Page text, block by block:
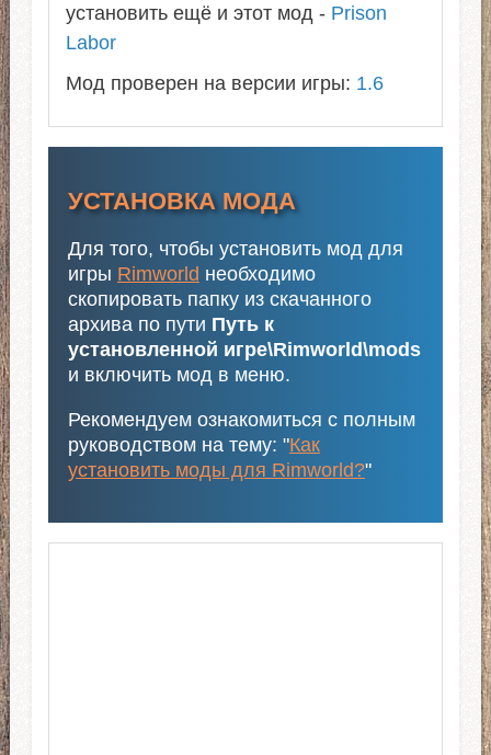
установить ещё и этот мод - Prison
Labor
Мод проверен на версии игры: 1.6
УСТАНОВКА МОДА
Для того, чтобы установить мод для
игры Rimworld необходимо
скопировать папку из скачанного
архива по пути Путь к
установленной игре\Rimworld\mods
и включить мод в меню.
Рекомендуем ознакомиться с полным
руководством на тему: "Как
установить моды для Rimworld?"